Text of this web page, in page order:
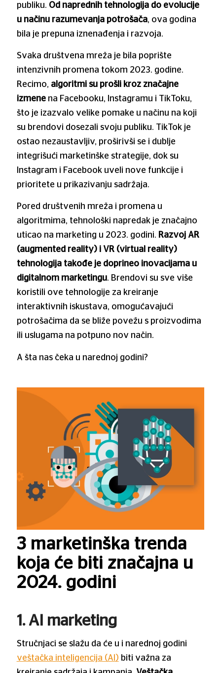
publiku. Od naprednih tehnologija do evolucije
u načinu razumevanja potrošača, ova godina
bila je prepuna iznenađenja i razvoja.
Svaka društvena mreža je bila poprište
intenzivnih promena tokom 2023. godine.
Recimo, algoritmi su prošli kroz značajne
izmenena Facebooku, Instagramu i TikToku,
što je izazvalo velike pomake u načinu na koji
su brendovi dosezali svoju publiku. TikTok je
ostao nezaustavljiv, proširivši se i dublje
integrišući marketinške strategije, dok su
Instagram i Facebook uveli nove funkcije i
prioritete u prikazivanju sadržaja.
Pored društvenih mreža i promena u
algoritmima, tehnološki napredak je značajno
uticao na marketing u 2023. godini. Razvoj AR
(augmented reality) i VR (virtual reality)
tehnologija takođe je doprineo inovacijama u
digitalnom marketingu. Brendovi su sve više
koristili ove tehnologije za kreiranje
interaktivnih iskustava, omogućavajući
potrošačima da se bliže povežu s proizvodima
ili uslugama na potpuno nov način.
A šta nas čeka u narednoj godini?
3 marketinška trenda
koja će biti značajna u
2024. godini
1. AI marketing
Stručnjaci se slažu da će u i narednoj godini
veštačka inteligencija (AI) biti važna za